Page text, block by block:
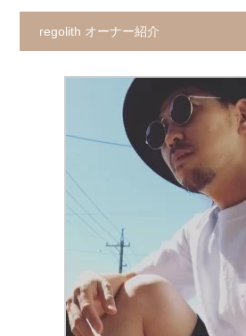
regolith オーナー紹介